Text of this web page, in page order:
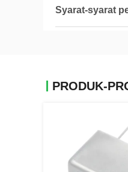
Syarat-syarat